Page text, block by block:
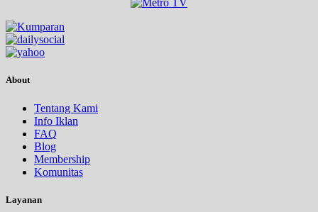
About
Tentang Kami
Info Iklan
FAQ
Blog
Membership
Komunitas
Layanan